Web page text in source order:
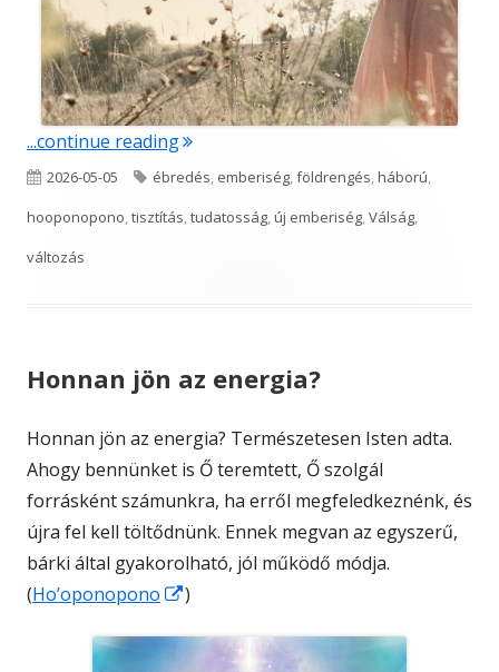
...continue reading"Ennyire még soha…"
Published
on
2026-05-05 Tags
ébredés, emberiség,földrengés,háború,
hooponopono,tisztítás,tudatosság,új emberiség,Válság,
változás
Honnan jön az energia?
Honnan jön az energia? Természetesen Isten adta.
Ahogy bennünket is Ő teremtett, Ő szolgál
forrásként számunkra, ha erről megfeledkeznénk, és
újra fel kell töltődnünk. Ennek megvan az egyszerű,
bárki által gyakorolható, jól működő módja.
(Ho’oponopono
Opens
a
)